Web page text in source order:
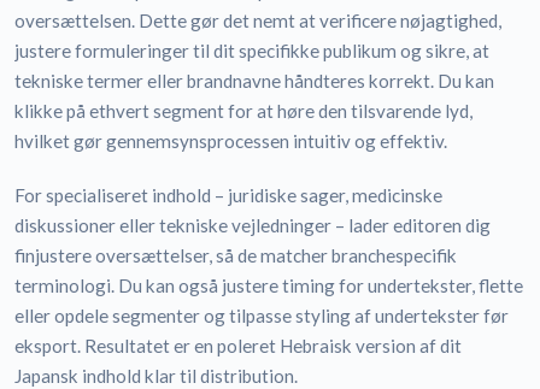
oversættelsen. Dette gør det nemt at verificere nøjagtighed,
justere formuleringer til dit specifikke publikum og sikre, at
tekniske termer eller brandnavne håndteres korrekt. Du kan
klikke på ethvert segment for at høre den tilsvarende lyd,
hvilket gør gennemsynsprocessen intuitiv og effektiv.
For specialiseret indhold – juridiske sager, medicinske
diskussioner eller tekniske vejledninger – lader editoren dig
finjustere oversættelser, så de matcher branchespecifik
terminologi. Du kan også justere timing for undertekster, flette
eller opdele segmenter og tilpasse styling af undertekster før
eksport. Resultatet er en poleret Hebraisk version af dit
Japansk indhold klar til distribution.